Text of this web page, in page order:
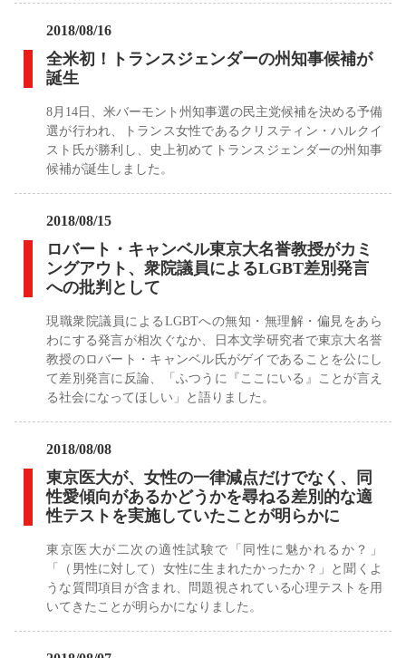
2018/08/16
全米初！トランスジェンダーの州知事候補が
誕生
8月14日、米バーモント州知事選の民主党候補を決める予備
選が行われ、トランス女性であるクリスティン・ハルクイ
スト氏が勝利し、史上初めてトランスジェンダーの州知事
候補が誕生しました。
2018/08/15
ロバート・キャンベル東京大名誉教授がカミ
ングアウト、衆院議員によるLGBT差別発言
への批判として
現職衆院議員によるLGBTへの無知・無理解・偏見をあら
わにする発言が相次ぐなか、日本文学研究者で東京大名誉
教授のロバート・キャンベル氏がゲイであることを公にし
て差別発言に反論、「ふつうに『ここにいる』ことが言え
る社会になってほしい」と語りました。
2018/08/08
東京医大が、女性の一律減点だけでなく、同
性愛傾向があるかどうかを尋ねる差別的な適
性テストを実施していたことが明らかに
東京医大が二次の適性試験で「同性に魅かれるか？」
「（男性に対して）女性に生まれたかったか？」と聞くよ
うな質問項目が含まれ、問題視されている心理テストを用
いてきたことが明らかになりました。